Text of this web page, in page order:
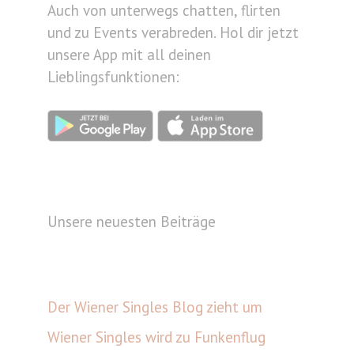
Auch von unterwegs chatten, flirten
und zu Events verabreden. Hol dir jetzt
unsere App mit all deinen
Lieblingsfunktionen:
Unsere neuesten Beiträge
Der Wiener Singles Blog zieht um
Wiener Singles wird zu Funkenflug